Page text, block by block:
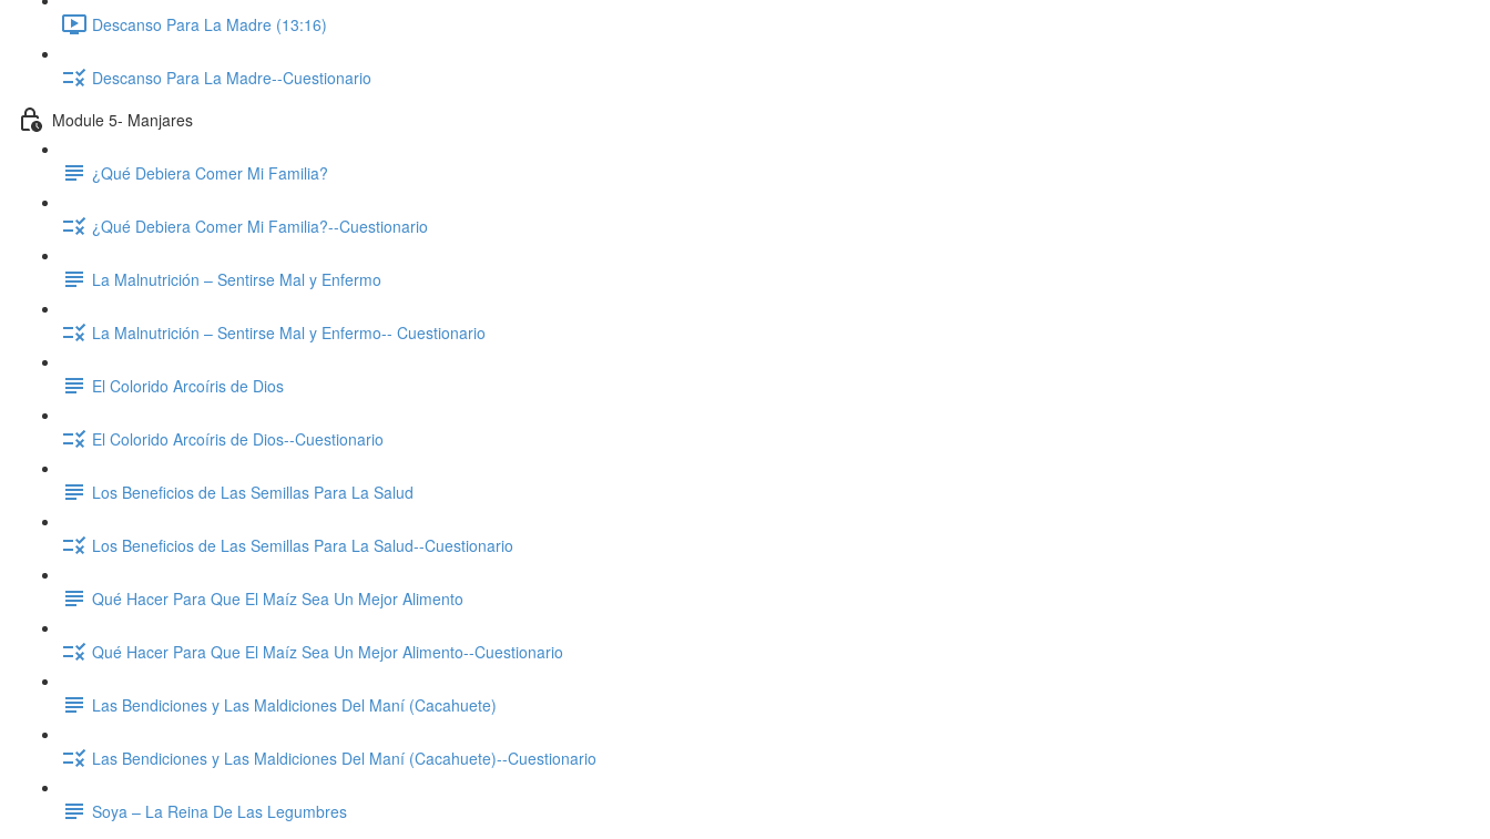
Descanso Para La Madre (13:16)
Descanso Para La Madre--Cuestionario
Module 5- Manjares
¿Qué Debiera Comer Mi Familia?
¿Qué Debiera Comer Mi Familia?--Cuestionario
La Malnutrición – Sentirse Mal y Enfermo
La Malnutrición – Sentirse Mal y Enfermo-- Cuestionario
El Colorido Arcoíris de Dios
El Colorido Arcoíris de Dios--Cuestionario
Los Beneficios de Las Semillas Para La Salud
Los Beneficios de Las Semillas Para La Salud--Cuestionario
Qué Hacer Para Que El Maíz Sea Un Mejor Alimento
Qué Hacer Para Que El Maíz Sea Un Mejor Alimento--Cuestionario
Las Bendiciones y Las Maldiciones Del Maní (Cacahuete)
Las Bendiciones y Las Maldiciones Del Maní (Cacahuete)--Cuestionario
Soya – La Reina De Las Legumbres